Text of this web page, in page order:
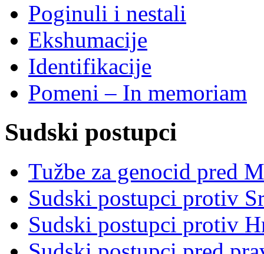
Poginuli i nestali
Ekshumacije
Identifikacije
Pomeni – In memoriam
Sudski postupci
Tužbe za genocid pred
Sudski postupci protiv
Sudski postupci protiv